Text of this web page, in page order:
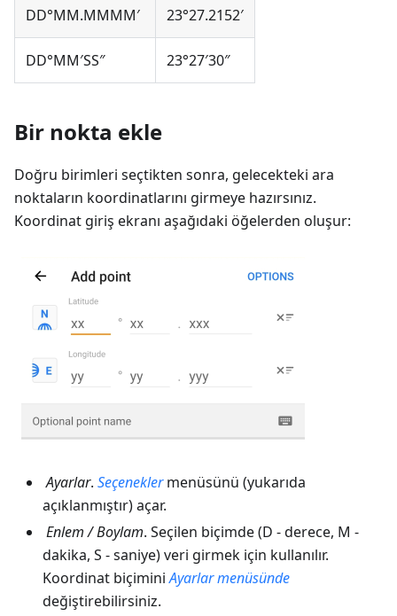
DD°MM.MMMM′ 23°27.2152′
DD°MM′SS″ 23°27′30″
Bir nokta ekle
Doğru birimleri seçtikten sonra, gelecekteki ara
noktaların koordinatlarını girmeye hazırsınız.
Koordinat giriş ekranı aşağıdaki öğelerden oluşur:
Ayarlar. Seçeneklermenüsünü (yukarıda
açıklanmıştır) açar.
Enlem/Boylam. Seçilen biçimde (D - derece, M -
dakika, S - saniye) veri girmek için kullanılır.
Koordinat biçiminiAyarlarmenüsünde
değiştirebilirsiniz.